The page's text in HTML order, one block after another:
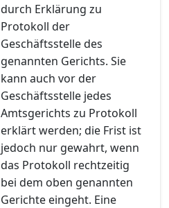
durch Erklärung zu
Protokoll der
Geschäftsstelle des
genannten Gerichts. Sie
kann auch vor der
Geschäftsstelle jedes
Amtsgerichts zu Protokoll
erklärt werden; die Frist ist
jedoch nur gewahrt, wenn
das Protokoll rechtzeitig
bei dem oben genannten
Gerichte eingeht. Eine